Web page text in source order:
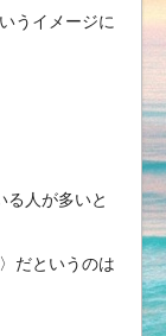
うイメージに
人が多いと
だというのは